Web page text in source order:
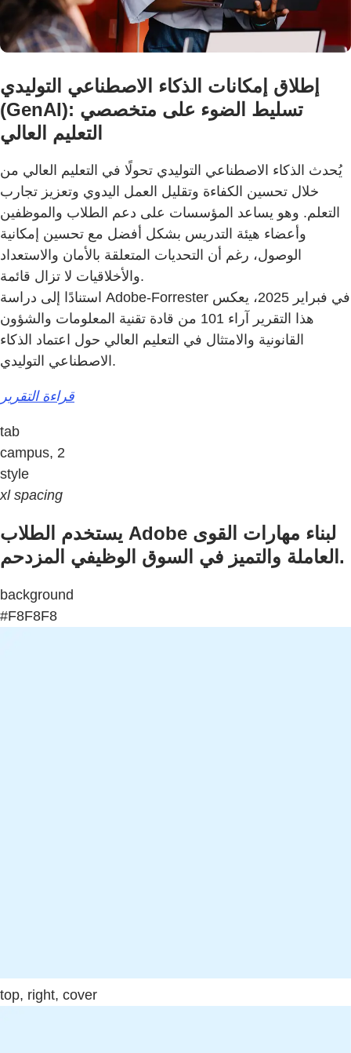
إطلاق إمكانات الذكاء الاصطناعي التوليدي
(GenAI): تسليط الضوء على متخصصي
التعليم العالي
يُحدث الذكاء الاصطناعي التوليدي تحولًا في التعليم العالي من
خلال تحسين الكفاءة وتقليل العمل اليدوي وتعزيز تجارب
التعلم. وهو يساعد المؤسسات على دعم الطلاب والموظفين
وأعضاء هيئة التدريس بشكل أفضل مع تحسين إمكانية
الوصول، رغم أن التحديات المتعلقة بالأمان والاستعداد
والأخلاقيات لا تزال قائمة.
استنادًا إلى دراسة Adobe-Forrester في فبراير 2025، يعكس
هذا التقرير آراء 101 من قادة تقنية المعلومات والشؤون
القانونية والامتثال في التعليم العالي حول اعتماد الذكاء
الاصطناعي التوليدي.
قراءة التقرير
tab
campus, 2
style
xl spacing
يستخدم الطلاب Adobe لبناء مهارات القوى
العاملة والتميز في السوق الوظيفي المزدحم.
background
#F8F8F8
top, right, cover